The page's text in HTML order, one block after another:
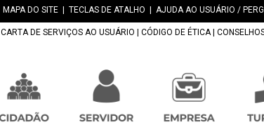
MAPA DO SITE TECLAS DE ATALHO AJUDA AO USUÁRIO /
CARTA DE SERVIÇOS AO USUÁRIO CÓDIGO DE ÉTICA|